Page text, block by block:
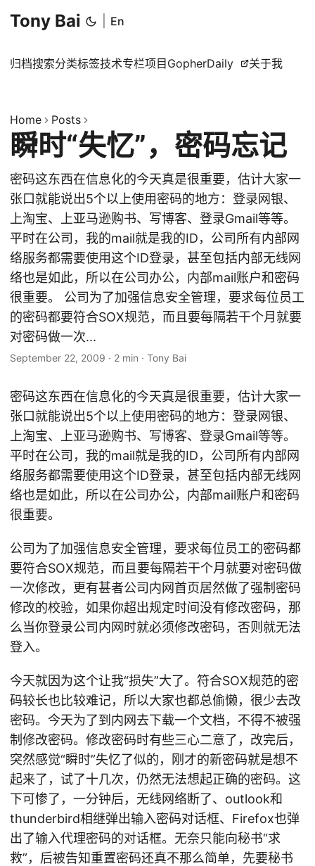
Tony Bai En
归档搜索分类标签技术专栏项目 GopherDaily 关于我
Home Posts
瞬时“失忆”，密码忘记
密码这东西在信息化的今天真是很重要，估计大家一
张口就能说出5个以上使用密码的地方：登录网银、
上淘宝、上亚马逊购书、写博客、登录Gmail等等。
平时在公司，我的mail就是我的ID，公司所有内部网
络服务都需要使用这个ID登录，甚至包括内部无线网
络也是如此，所以在公司办公，内部mail账户和密码
很重要。 公司为了加强信息安全管理，要求每位员工
的密码都要符合SOX规范，而且要每隔若干个月就要
对密码做一次...
September 22, 2009 · 2 min · Tony Bai
密码这东西在信息化的今天真是很重要，估计大家一
张口就能说出5个以上使用密码的地方：登录网银、
上淘宝、上亚马逊购书、写博客、登录Gmail等等。
平时在公司，我的mail就是我的ID，公司所有内部网
络服务都需要使用这个ID登录，甚至包括内部无线网
络也是如此，所以在公司办公，内部mail账户和密码
很重要。
公司为了加强信息安全管理，要求每位员工的密码都
要符合SOX规范，而且要每隔若干个月就要对密码做
一次修改，更有甚者公司内网首页居然做了强制密码
修改的校验，如果你超出规定时间没有修改密码，那
么当你登录公司内网时就必须修改密码，否则就无法
登入。
今天就因为这个让我“损失”大了。符合SOX规范的密
码较长也比较难记，所以大家也都总偷懒，很少去改
密码。今天为了到内网去下载一个文档，不得不被强
制修改密码。修改密码时有些三心二意了，改完后，
突然感觉“瞬时”失忆了似的，刚才的新密码就是想不
起来了，试了十几次，仍然无法想起正确的密码。这
下可惨了，一分钟后，无线网络断了、outlook和
thunderbird相继弹出输入密码对话框、Firefox也弹
出了输入代理密码的对话框。无奈只能向秘书“求
救”，后被告知重置密码还真不那么简单，先要秘书